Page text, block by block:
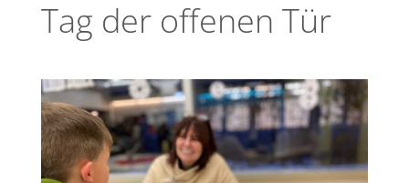
Tag der offenen Tür